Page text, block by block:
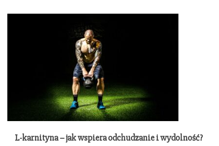
L-karnityna – jak wspiera odchudzanie i wydolność?